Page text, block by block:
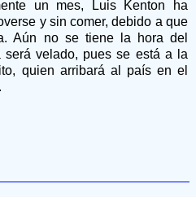
un mes, Luis Kenton ha
y sin comer, debido a que
Aún no se tiene la hora del
velado, pues se está a la
quien arribará al país en el